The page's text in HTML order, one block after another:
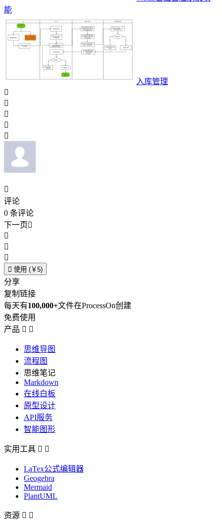
能
入库管理






评论
0 条评论
下一页



 使用 (￥5)
分享
复制链接
每天有100,000+文件在ProcessOn创建
免费使用
产品  
思维导图
流程图
思维笔记
Markdown
在线白板
原型设计
API服务
智能图形
实用工具  
LaTex公式编辑器
Geogebra
Mermaid
PlantUML
资源  